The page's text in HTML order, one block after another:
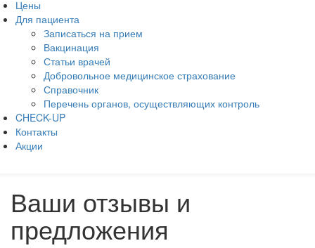
Цены
Для пациента
Записаться на прием
Вакцинация
Статьи врачей
Добровольное медицинское страхование
Справочник
Перечень органов, осуществляющих контроль
CHECK-UP
Контакты
Акции
Ваши отзывы и
предложения